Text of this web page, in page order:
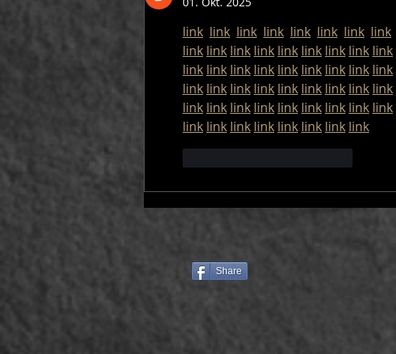
link link link link link link link link
link link link link link link link link link
link link link link link link link link link
link link link link link link link link link
link link link link link link link link link
link link link link link link link link
Share